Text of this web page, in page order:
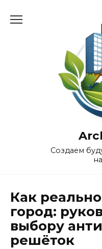
Создаем
Как
город:
выбору
решёток